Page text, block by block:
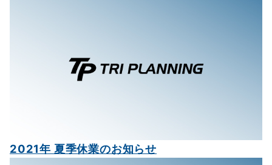
2021年 夏季休業のお知らせ